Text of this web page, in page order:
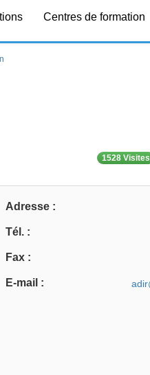
Centres de formation
1528 Visites
Adresse :
Tél. :
Fax :
E-mail :